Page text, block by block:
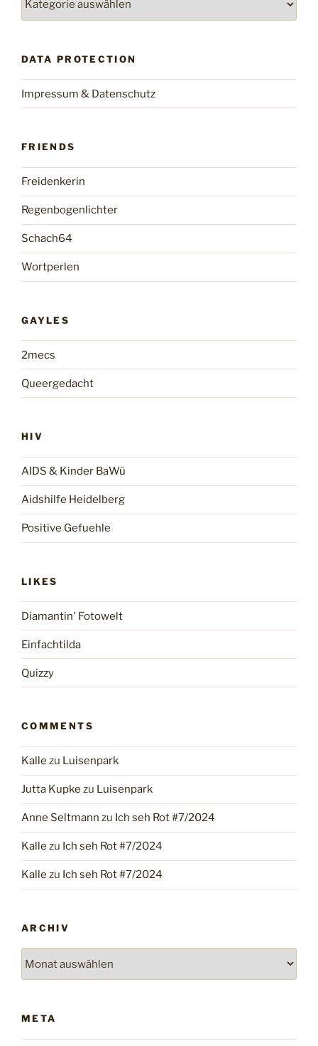
DATA PROTECTION
Impressum & Datenschutz
FRIENDS
Freidenkerin
Regenbogenlichter
Schach64
Wortperlen
GAYLES
2mecs
Queergedacht
HIV
AIDS & Kinder BaWü
Aidshilfe Heidelberg
Positive Gefuehle
LIKES
Diamantin' Fotowelt
Einfachtilda
Quizzy
COMMENTS
Kalle zu Luisenpark
Jutta Kupke zu Luisenpark
Anne Seltmann zu Ich seh Rot #7/2024
Kalle zu Ich seh Rot #7/2024
Kalle zu Ich seh Rot #7/2024
ARCHIV
META